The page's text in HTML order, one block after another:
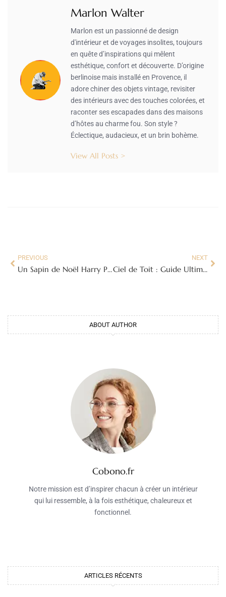
Marlon Walter
Marlon est un passionné de design
d'intérieur et de voyages insolites, toujours
en quête d’inspirations qui mêlent
esthétique, confort et découverte. D’origine
berlinoise mais installé en Provence, il
adore chiner des objets vintage, revisiter
des intérieurs avec des touches colorées, et
raconter ses escapades dans des maisons
d’hôtes au charme fou. Son style ?
Éclectique, audacieux, et un brin bohème.
View All Posts >
PREVIOUS
Un Sapin de Noël Harry Potter : L’Art de la Magie Festive
NEXT
Ciel de Toit : Guide Ultime pour Choisir, Installer et Réparer Votre Tissu !
ABOUT AUTHOR
Cobono.fr
Notre mission est d’inspirer chacun à créer un intérieur
qui lui ressemble, à la fois esthétique, chaleureux et
fonctionnel.
ARTICLES RÉCENTS